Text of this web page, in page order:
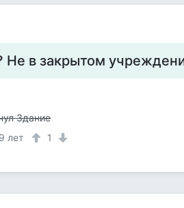
Не в закрытом
Здание
9 лет
1